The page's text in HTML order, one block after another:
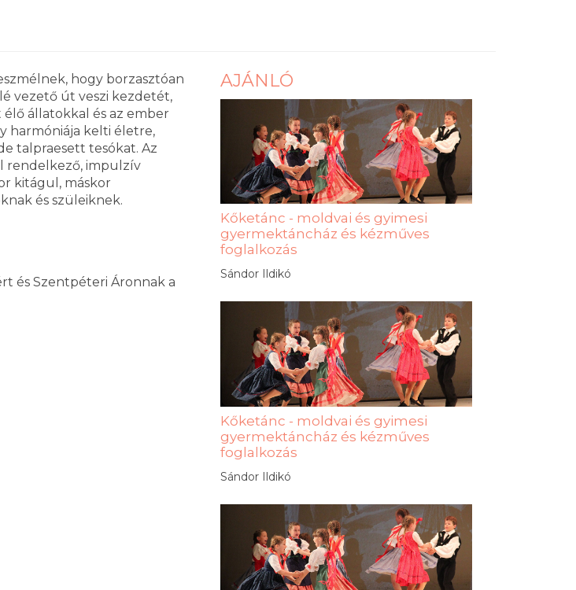
hogy borzasztóan
vezető út veszi kezdetét,
állatokkal és az ember
harmóniája kelti életre,
talpraesett tesókat. Az
rendelkező, impulzív
kitágul, máskor
és szüleiknek.
és Szentpéteri Áronnak a
AJÁNLÓ
Kőketánc - moldvai és gyimesi
gyermektáncház és kézműves
foglalkozás
Sándor Ildikó
Kőketánc - moldvai és gyimesi
gyermektáncház és kézműves
foglalkozás
Sándor Ildikó